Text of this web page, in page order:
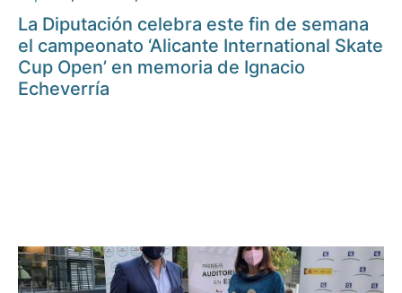
La Diputación celebra este fin de semana
el campeonato ‘Alicante International Skate
Cup Open’ en memoria de Ignacio
Echeverría